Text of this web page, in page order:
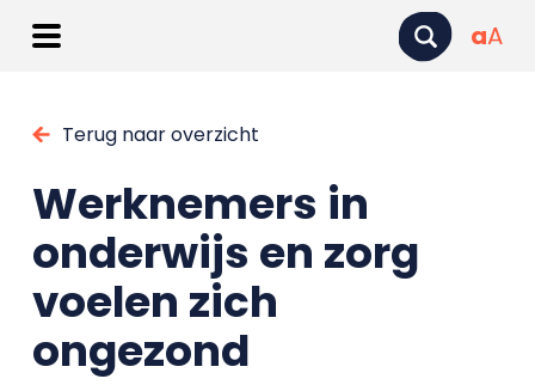
aA
Terug naar overzicht
Werknemers in
onderwijs en zorg
voelen zich
ongezond